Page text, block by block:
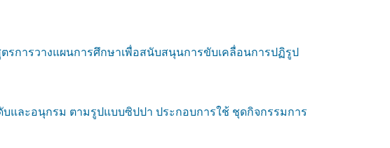
การวางแผนการศึกษาเพื่อสนับสนุนการขับเคลื่อนการปฏิรูป
และอนุกรม ตามรูปแบบซิปปา ประกอบการใช้ ชุดกิจกรรมการ